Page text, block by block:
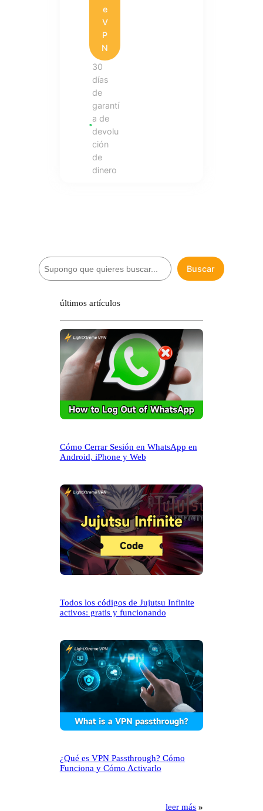
e
V
P
N
30
días
de
garantí
a de
devolu
ción
de
dinero
B
u
Buscar
últimos artículos
Cómo Cerrar Sesión en WhatsApp en
Android, iPhone y Web
Todos los códigos de Jujutsu Infinite
activos: gratis y funcionando
¿Qué es VPN Passthrough? Cómo
Funciona y Cómo Activarlo
leer más »